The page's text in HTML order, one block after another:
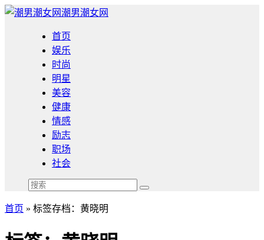
潮男潮女网
首页
娱乐
时尚
明星
美容
健康
情感
励志
职场
社会
首页 » 标签存档：黄晓明